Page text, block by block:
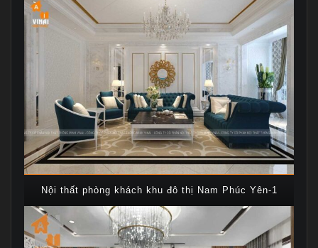
Nội thất phòng khách khu đô thị Nam Phúc Yên-1